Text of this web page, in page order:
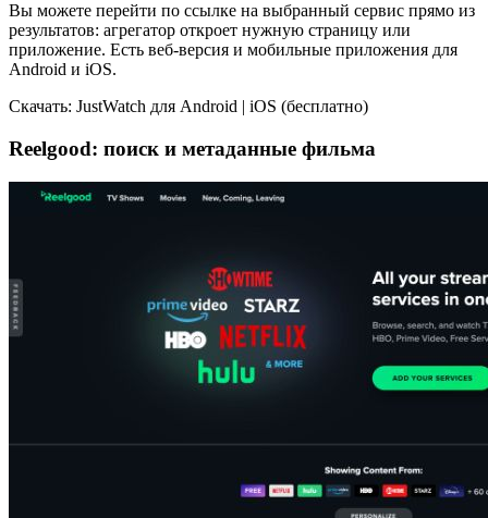
Вы можете перейти по ссылке на выбранный сервис прямо из
результатов: агрегатор откроет нужную страницу или
приложение. Есть веб-версия и мобильные приложения для
Android и iOS.
Скачать: JustWatch для Android | iOS (бесплатно)
Reelgood: поиск и метаданные фильма